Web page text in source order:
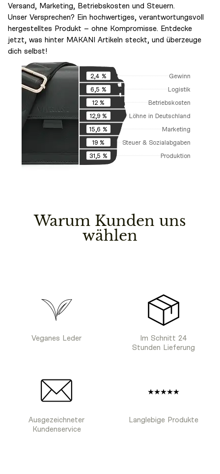
Versand, Marketing, Betriebskosten und Steuern.
Unser Versprechen? Ein hochwertiges, verantwortungsvoll
hergestelltes Produkt – ohne Kompromisse. Entdecke
jetzt, was hinter MAKANI Artikeln steckt, und überzeuge
dich selbst!
2,4 %
Gewinn
6,5 %
Logistik
12 %
Betriebskosten
12,9 %
Löhne in Deutschland
15,6 %
Marketing
19 %
Steuer & Sozialabgaben
31,5 %
Produktion
Warum Kunden uns
wählen
Veganes Leder
Im Schnitt 24
Stunden Lieferung
Ausgezeichneter
Kundenservice
Langlebige Produkte